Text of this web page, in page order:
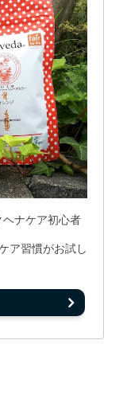
ヘナケア初心者
ア習慣がお試し